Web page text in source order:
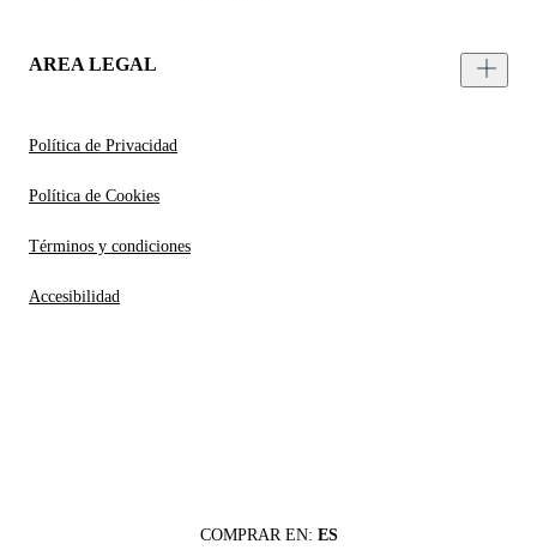
AREA LEGAL
Política de Privacidad
Política de Cookies
Términos y condiciones
Accesibilidad
COMPRAR EN: ES